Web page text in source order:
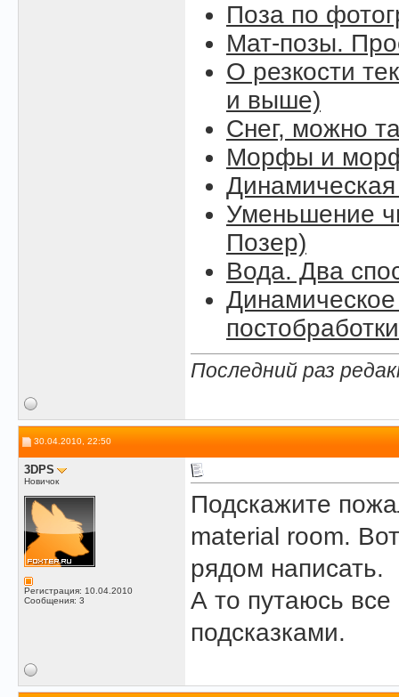
Поза по
Мат-позы.
О резкости
и выше)
Снег, можно
Морфы и
Уменьшение
Позер)
Вода. Два
постобработки
Последний раз
30.04.2010, 22:50
3DPS
Новичок
Регистрация: 10.04.2010
Сообщения: 3
Подскажите
material room.
рядом написать.
А то путаюсь
подсказками.